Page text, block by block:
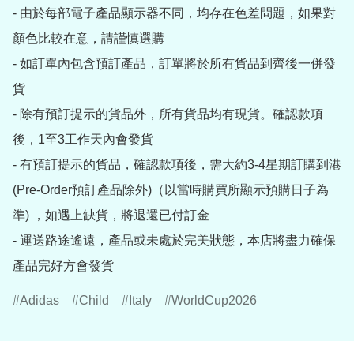
- 由於每部電子產品顯示器不同，均存在色差問題，如果對
顏色比較在意，請謹慎選購
- 如訂單內包含預訂產品，訂單將於所有貨品到齊後一併發
貨
- 除有預訂提示的貨品外，所有貨品均有現貨。確認款項
後，1至3工作天內會發貨
- 有預訂提示的貨品，確認款項後，需大約3-4星期訂購到港
(Pre-Order預訂產品除外)（以當時購買所顯示預購日子為
準) ，如遇上缺貨，將退還已付訂金
- 運送路途遙遠，產品或未處於完美狀態，本店將盡力確保
產品完好方會發貨
Adidas Child Italy WorldCup2026